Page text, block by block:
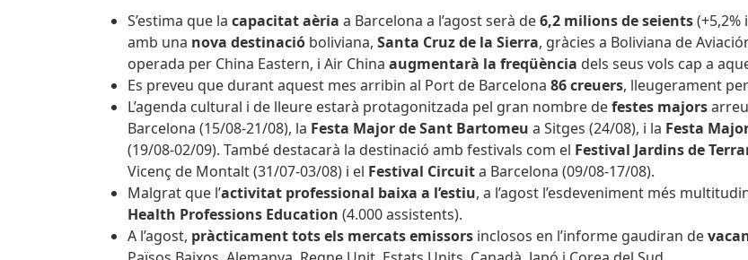
S’estima que la capacitat aèria a Barcelona a l’agost serà de6,2 milions de seients
amb una nova destinació boliviana, Santa Cruz de la Sierra, gràcies a Boliviana de
operada per China Eastern, i Air China augmentarà la freqüència dels seus vols cap a
Es preveu que durant aquest mes arribin al Port de Barcelona 86 creuers, lleugerament
L’agenda cultural i de lleure estarà protagonitzada pel gran nombre defestes majors
Barcelona (15/08-21/08), la Festa Major de Sant Bartomeu a Sitges (24/08), i la Festa
(19/08-02/09). També destacarà la destinació amb festivals com el Festival Jardins de
Vicenç de Montalt (31/07-03/08) i el Festival Circuita Barcelona (09/08-17/08).
Malgrat que l’activitat professional baixa a l’estiu, a l’agost l’esdeveniment més
Health Professions Education (4.000 assistents).
A l’agost, pràcticament tots els mercats emissors inclosos en l’informe gaudiran de